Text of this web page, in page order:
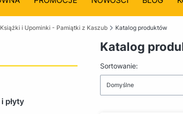
i Upominki - Pamiątki z Kaszub Katalog produktów
płyty
Katalog
Lista produktów
Sortowanie:
Domyślne